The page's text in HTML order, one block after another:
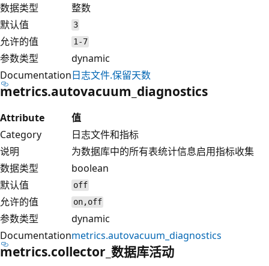
数据类型
整数
默认值
3
允许的值 1-7
参数类型
dynamic
Documentation日志文件.保留天数
metrics.autovacuum_diagnostics
Attribute
值
Category
日志文件和指标
说明
为数据库中的所有表统计信息启用指标收集
数据类型
boolean
默认值
off
允许的值 on,off
参数类型
dynamic
Documentationmetrics.autovacuum_diagnostics
metrics.collector_数据库活动